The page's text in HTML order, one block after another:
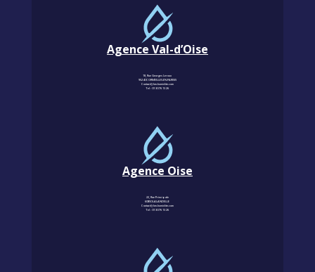
Agence Val-d’Oise
18, Rue Georges Leroux
95240 CORMEILLES-EN-PARISIS
Contact@km-humidite.com
Tel :01 30 76 13 26
Agence Oise
22, Rue Principale
60850 LALANDELLE
Contact@km-humidite.com
Tel :01 30 76 13 26